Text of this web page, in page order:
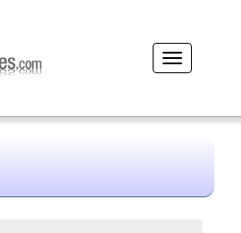
Desplegar
navegación